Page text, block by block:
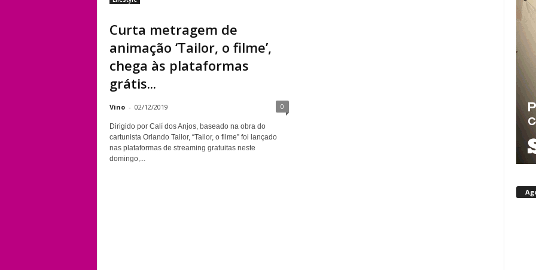
Curta metragem de
animação ‘Tailor, o filme’,
chega às plataformas
grátis...
Vino - 02/12/2019 0
Dirigido por Calí dos Anjos, baseado na obra do
cartunista Orlando Tailor, “Tailor, o filme” foi lançado
nas plataformas de streaming gratuitas neste
domingo,...